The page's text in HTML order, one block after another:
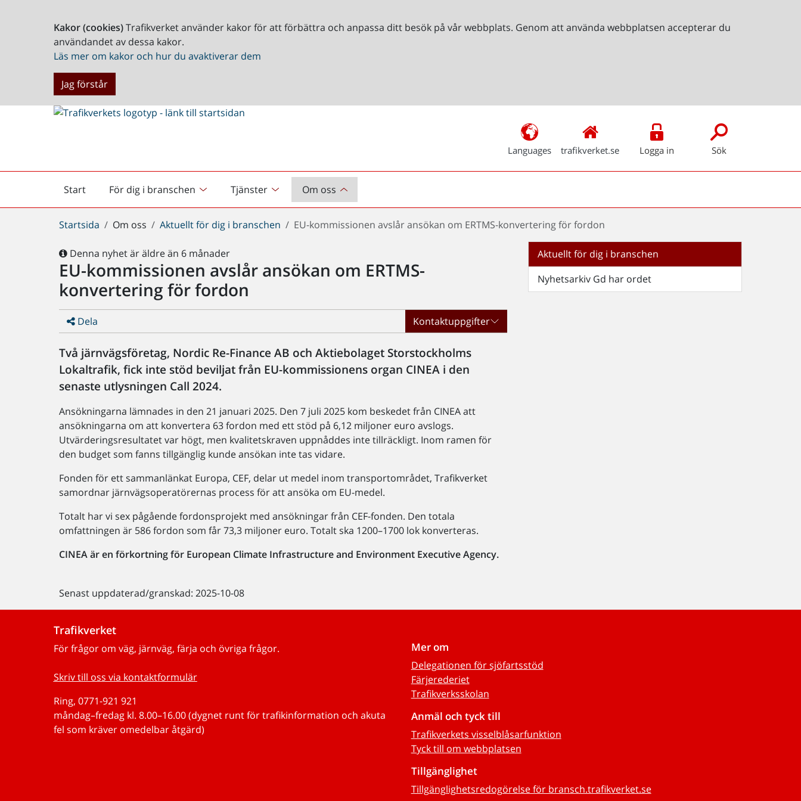
Kakor (cookies)Trafikverket använder kakor för att förbättra och anpassa ditt besök på vår webbplats. Genom att använda webbplatsen accepterar du
användandet av dessa kakor.
Läs mer om kakor och hur du avaktiverar dem
Jag förstår
Languages trafikverket.se Logga in Sök
Start
Startsida För dig i branschen Tjänster Om oss
Du
här:
Startsida Om oss Aktuellt för dig i branschen EU-kommissionen avslår ansökan om ERTMS-konvertering för fordon
Denna nyhet är äldre än 6 månader
EU-kommissionen avslår ansökan om ERTMS-
konvertering för fordon
Dela Kontaktuppgifter
Två järnvägsföretag, Nordic Re-Finance AB och Aktiebolaget Storstockholms
Lokaltrafik, fick inte stöd beviljat från EU-kommissionens organ CINEA i den
senaste utlysningen Call 2024.
Ansökningarna lämnades in den 21 januari 2025. Den 7 juli 2025 kom beskedet från CINEA att
ansökningarna om att konvertera 63 fordon med ett stöd på 6,12 miljoner euro avslogs.
Utvärderingsresultatet var högt, men kvalitetskraven uppnåddes inte tillräckligt. Inom ramen för
den budget som fanns tillgänglig kunde ansökan inte tas vidare.
Fonden för ett sammanlänkat Europa, CEF, delar ut medel inom transportområdet, Trafikverket
samordnar järnvägsoperatörernas process för att ansöka om EU-medel.
Totalt har vi sex pågående fordonsprojekt med ansökningar från CEF-fonden. Den totala
omfattningen är 586 fordon som får 73,3 miljoner euro. Totalt ska 1200–1700 lok konverteras.
CINEA är en förkortning för European Climate Infrastructure and Environment Executive Agency.
Senast uppdaterad/granskad: 2025-10-08
Aktuellt för dig i branschen
Nyhetsarkiv Gd har ordet
Trafikverket
För frågor om väg, järnväg, färja och övriga frågor.
Skriv till oss via kontaktformulär
Ring, 0771-921 921
måndag–fredag kl. 8.00–16.00 (dygnet runt för trafikinformation och akuta
fel som kräver omedelbar åtgärd)
Mer om
Delegationen för sjöfartsstöd
Färjerederiet
Trafikverksskolan
Anmäl och tyck till
Trafikverkets visselblåsarfunktion
Tyck till om webbplatsen
Tillgänglighet
Tillgänglighetsredogörelse för bransch.trafikverket.se